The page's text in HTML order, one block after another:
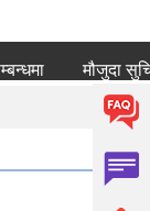
मौजुदा सुचिमा